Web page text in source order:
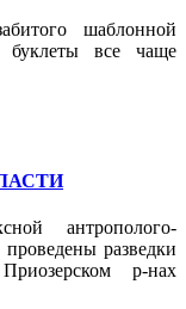
шаблонной
буклеты все чаще
антрополого-
разведки
р-нах